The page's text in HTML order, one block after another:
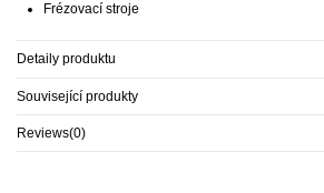
Frézovací stroje
Detaily produktu
Související produkty
Reviews(0)